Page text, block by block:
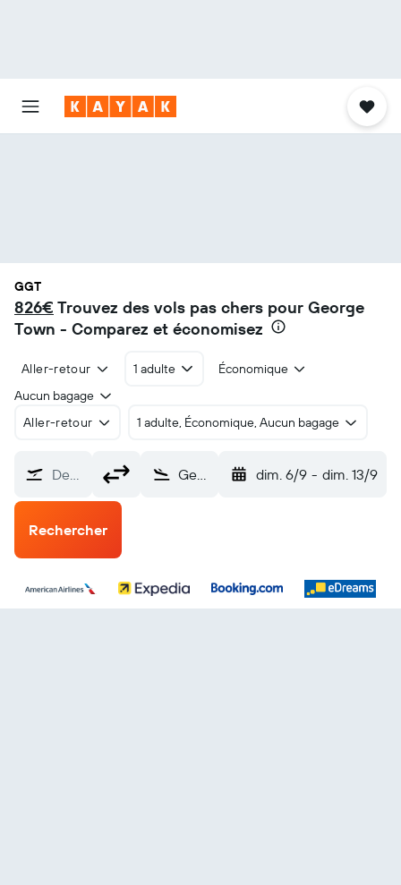
GGT
826€ Trouvez des vols pas chers pour George
Town - Comparez et économisez
Aller-retour 1 adulte
Économique
Aucun bagage
Aller-retour
1 adulte, Économique, Aucun bagage
De… George Town Exuma Intl (GGT) dim. 6/9 - dim. 13/9
Rechercher